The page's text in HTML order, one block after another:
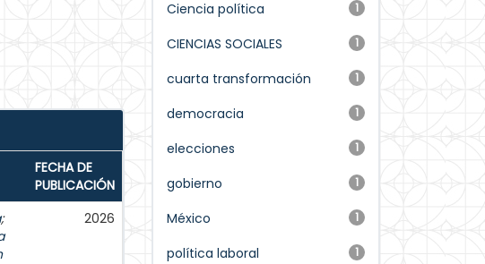
FECHA DE
PUBLICACIÓN
;
2026
1
Ciencia política
1
CIENCIAS SOCIALES
1
cuarta transformación
1
democracia
1
elecciones
1
gobierno
1
México
1
política laboral